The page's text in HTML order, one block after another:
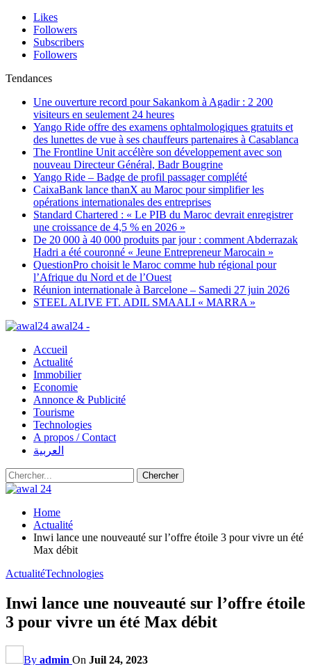
Likes
Followers
Subscribers
Followers
Tendances
Une ouverture record pour Sakankom à Agadir : 2 200
visiteurs en seulement 24 heures
Yango Ride offre des examens ophtalmologiques gratuits et
des lunettes de vue à ses chauffeurs partenaires à Casablanca
The Frontline Unit accélère son développement avec son
nouveau Directeur Général, Badr Bougrine
Yango Ride – Badge de profil passager complété
CaixaBank lance thanX au Maroc pour simplifier les
opérations internationales des entreprises
Standard Chartered : « Le PIB du Maroc devrait enregistrer
une croissance de 4,5 % en 2026 »
De 20 000 à 40 000 produits par jour : comment Abderrazak
Hadri a été couronné « Jeune Entrepreneur Marocain »
QuestionPro choisit le Maroc comme hub régional pour
l’Afrique du Nord et de l’Ouest
Réunion internationale à Barcelone – Samedi 27 juin 2026
STEEL ALIVE FT. ADIL SMAALI « MARRA »
awal24 -
Accueil
Actualité
Immobilier
Economie
Annonce & Publicité
Tourisme
Technologies
A propos / Contact
العربية
Home
Actualité
Inwi lance une nouveauté sur l’offre étoile 3 pour vivre un été
Max débit
ActualitéTechnologies
Inwi lance une nouveauté sur l’offre étoile
3 pour vivre un été Max débit
By admin On Juil 24, 2023